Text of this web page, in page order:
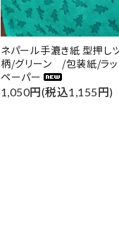
ネパール手漉き紙 型押し
柄/グリーン /包装紙/ラッ
ペーパー
1,050円(税込1,155円)